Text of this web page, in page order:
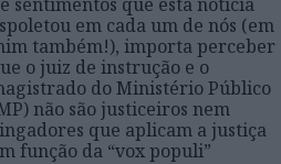
em cada um de nós (em
também!), importa perceber
o juiz de instrução e o
do Ministério Público
não são justiceiros nem
que aplicam a justiça
função da “vox populi”